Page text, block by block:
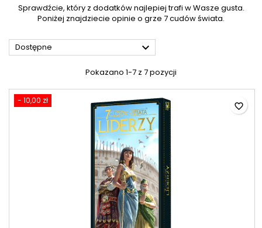
Sprawdźcie, który z dodatków najlepiej trafi w Wasze gusta.
Poniżej znajdziecie opinie o grze 7 cudów świata.
Dostępne 
Pokazano 1-7 z 7 pozycji
- 10,00 zł
favorite_border